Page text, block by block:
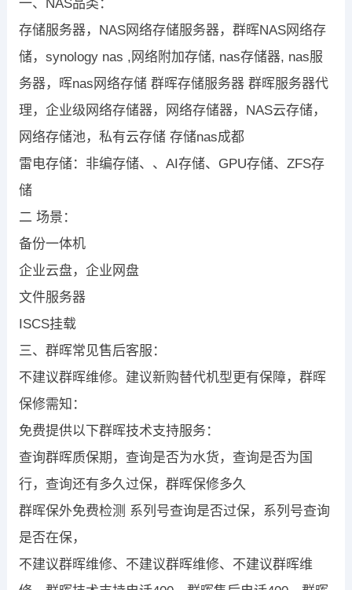
一、NAS品类：
存储服务器，NAS网络存储服务器，群晖NAS网络存
储，synology nas ,网络附加存储, nas存储器, nas服
务器，晖nas网络存储 群晖存储服务器 群晖服务器代
理，企业级网络存储器，网络存储器，NAS云存储，
网络存储池，私有云存储 存储nas成都
雷电存储：非编存储、、AI存储、GPU存储、ZFS存
储
二 场景：
备份一体机
企业云盘，企业网盘
文件服务器
ISCS挂载
三、群晖常见售后客服：
不建议群晖维修。建议新购替代机型更有保障，群晖
保修需知：
免费提供以下群晖技术支持服务：
查询群晖质保期，查询是否为水货，查询是否为国
行，查询还有多久过保，群晖保修多久
群晖保外免费检测 系列号查询是否过保，系列号查询
是否在保，
不建议群晖维修、不建议群晖维修、不建议群晖维